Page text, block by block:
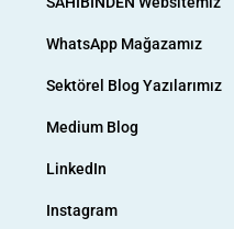
WhatsApp Mağazamız
Sektörel Blog Yazılarımız
Medium Blog
LinkedIn
Instagram